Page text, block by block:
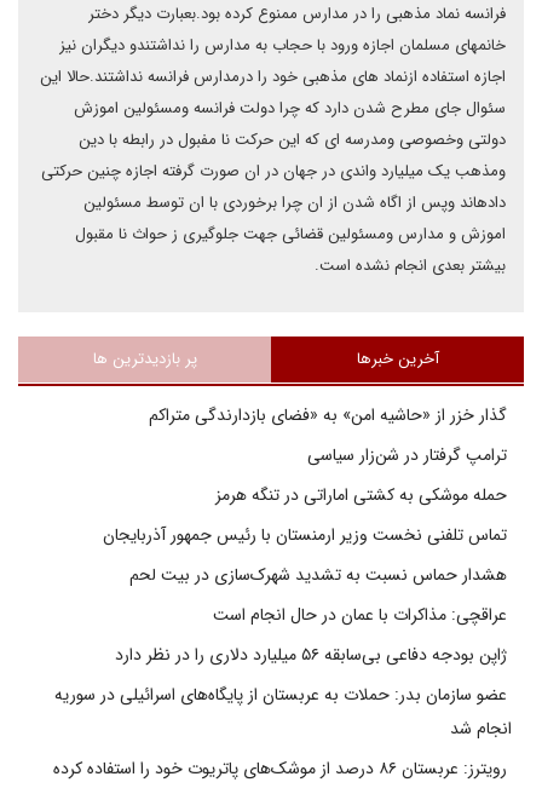
فرانسه نماد مذهبی را در مدارس ممنوع کرده بود.بعبارت دیگر دختر
خانمهای مسلمان اجازه ورود با حجاب به مدارس را نداشتندو دیگران نیز
اجازه استفاده ازنماد های مذهبی خود را درمدارس فرانسه نداشتند.حالا این
سئوال جای مطرح شدن دارد که چرا دولت فرانسه ومسئولین اموزش
دولتی وخصوصی ومدرسه ای که این حرکت نا مفبول در رابطه با دین
ومذهب یک میلیارد واندی در جهان در ان صورت گرفته اجازه چنین حرکتی
دادهاند وپس از اگاه شدن از ان چرا برخوردی با ان توسط مسئولین
اموزش و مدارس ومسئولین قضائی جهت جلوگیری ز حواث نا مقبول
بیشتر بعدی انجام نشده است.
آخرین خبرها پر بازدیدترین ها
گذار خزر از «حاشیه امن» به «فضای بازدارندگی متراکم
ترامپ گرفتار در شن‌زار سیاسی
حمله موشکی به کشتی اماراتی در تنگه هرمز
تماس تلفنی نخست وزیر ارمنستان با رئیس جمهور آذربایجان
هشدار حماس نسبت به تشدید شهرک‌سازی در بیت‌ لحم
عراقچی: مذاکرات با عمان در حال انجام است
ژاپن بودجه دفاعی بی‌سابقه ۵۶ میلیارد دلاری را در نظر دارد
عضو سازمان بدر: حملات به عربستان از پایگاه‌های اسرائیلی در سوریه
انجام شد
رویترز: عربستان ۸۶ درصد از موشک‌های پاتریوت خود را استفاده کرده